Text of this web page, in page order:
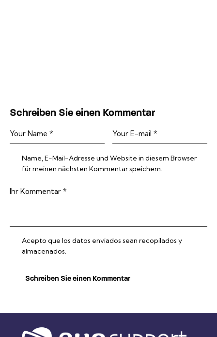
Schreiben Sie einen Kommentar
Name, E-Mail-Adresse und Website in diesem Browser
für meinen nächsten Kommentar speichern.
Acepto que los datos enviados sean recopilados y
almacenados.